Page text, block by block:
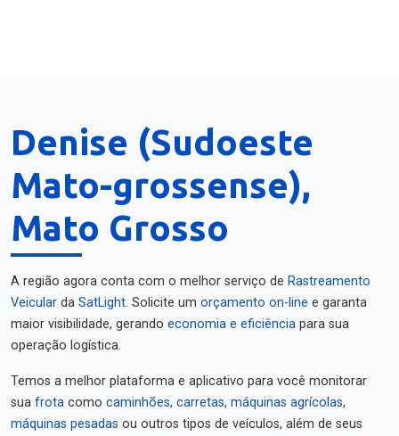
Denise (Sudoeste
Mato-grossense),
Mato Grosso
A região agora conta com o melhor serviço de Rastreamento
Veicular da SatLight. Solicite um orçamento on-line e garanta
maior visibilidade, gerando economia e eficiência para sua
operação logística.
Temos a melhor plataforma e aplicativo para você monitorar
sua frota como caminhões, carretas, máquinas agrícolas,
máquinas pesadas ou outros tipos de veículos, além de seus